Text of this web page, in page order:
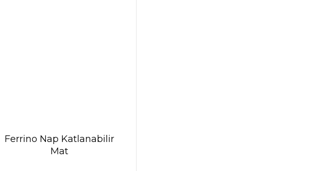
Ferrino Nap Katlanabilir
Mat